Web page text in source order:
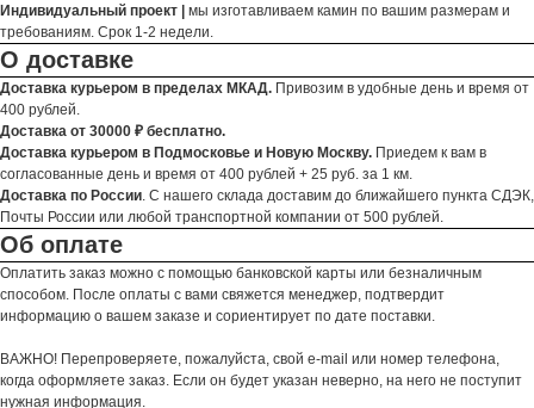
Индивидуальный проект | мы изготавливаем камин по вашим размерам и
требованиям. Срок 1-2 недели.
О доставке
Доставка курьером в пределах МКАД. Привозим в удобные день и время от
400 рублей.
Доставка от 30000 ₽ бесплатно.
Доставка курьером в Подмосковье и Новую Москву. Приедем к вам в
согласованные день и время от 400 рублей + 25 руб. за 1 км.
Доставка по России . С нашего склада доставим до ближайшего пункта СДЭК,
Почты России или любой транспортной компании от 500 рублей.
Об оплате
Оплатить заказ можно с помощью банковской карты или безналичным
способом. После оплаты с вами свяжется менеджер, подтвердит
информацию о вашем заказе и сориентирует по дате поставки.
ВАЖНО! Перепроверяете, пожалуйста, свой e-mail или номер телефона,
когда оформляете заказ. Если он будет указан неверно, на него не поступит
нужная информация.